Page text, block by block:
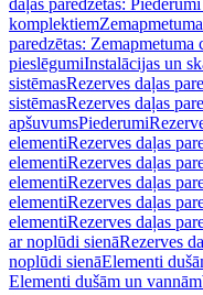
daļas paredzētas:
komplektiem
paredzētas: Zemapmetuma
pieslēgumiInstalācijas un
sistēmasRezerves daļas
sistēmasRezerves daļas
apšuvumsPiederumi
elementiRezerves daļas
elementiRezerves daļas
elementiRezerves daļas
elementiRezerves daļas
elementiRezerves daļas
ar noplūdi sienāRezerves
noplūdi sienāElementi
Elementi dušām un vannām